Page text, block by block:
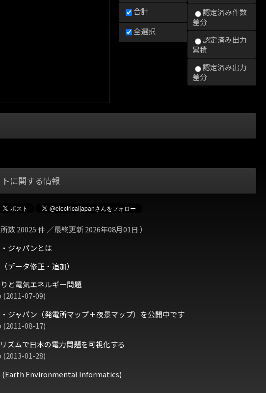
合計
全選択
認定済み件数
差分
認定済み出力
累積
認定済み出力
差分
に関する情報
所数 20025 件 ／最終更新 2026年08月01日 ）
ジャパンとは
データ修正・追加）
と電気エネルギー問題
07-09)
ジャパン（発電所マップ＋夜景マップ）を公開中です
08-17)
ズムで日本の電力問題を可視化する
01-28)
(Earth Environmental Informatics)